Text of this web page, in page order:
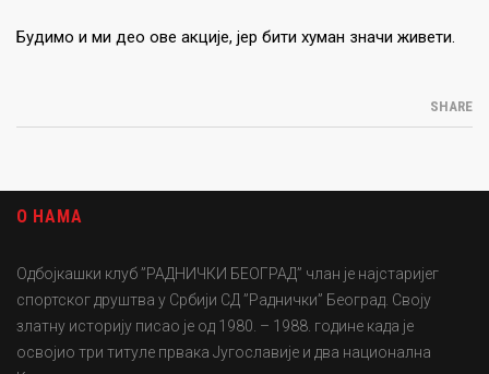
Будимо и ми део ове акције, јер бити хуман значи живети.
SHARE
О НАМА
Одбојкашки клуб ”РАДНИЧКИ БЕОГРАД” члан је најстаријег
спортског друштва у Србији СД ”Раднички” Београд. Своју
златну историју писао је од 1980. – 1988. године када је
освојио три титуле првака Југославије и два национална